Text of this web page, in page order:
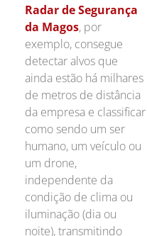
Radar de Segurança
da Magos, por
exemplo, consegue
detectar alvos que
ainda estão há milhares
de metros de distância
da empresa e classificar
como sendo um ser
humano, um veículo ou
um drone,
independente da
condição de clima ou
iluminação (dia ou
noite), transmitindo